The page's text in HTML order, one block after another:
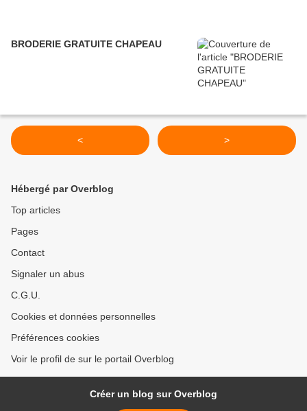
BRODERIE GRATUITE CHAPEAU
< >
Hébergé par Overblog
Top articles
Pages
Contact
Signaler un abus
C.G.U.
Cookies et données personnelles
Préférences cookies
Voir le profil de sur le portail Overblog
Créer un blog sur Overblog